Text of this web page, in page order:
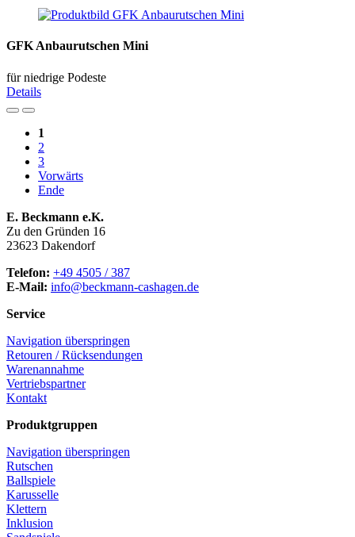
GFK Anbaurutschen Mini
für niedrige Podeste
Details
1
2
3
Vorwärts
Ende
E. Beckmann e.K.
Zu den Gründen 16
23623 Dakendorf
Telefon: +49 4505 / 387
E-Mail: info@beckmann-cashagen.de
Service
Navigation überspringen
Retouren / Rücksendungen
Warenannahme
Vertriebspartner
Kontakt
Produktgruppen
Navigation überspringen
Rutschen
Ballspiele
Karusselle
Klettern
Inklusion